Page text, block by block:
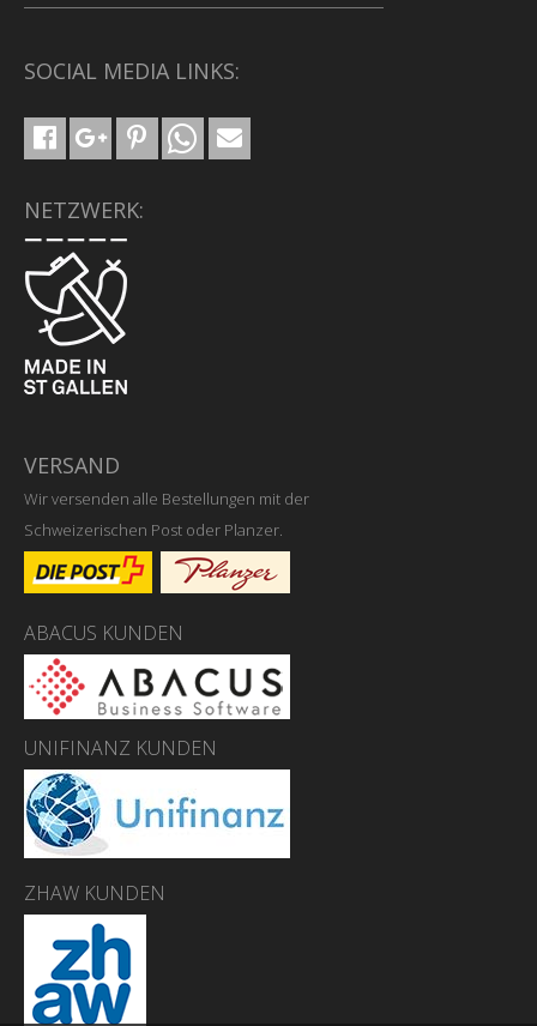
SOCIAL MEDIA LINKS:
NETZWERK:
VERSAND
Wir versenden alle Bestellungen mit der
Schweizerischen Post oder Planzer.
ABACUS KUNDEN
UNIFINANZ KUNDEN
ZHAW KUNDEN